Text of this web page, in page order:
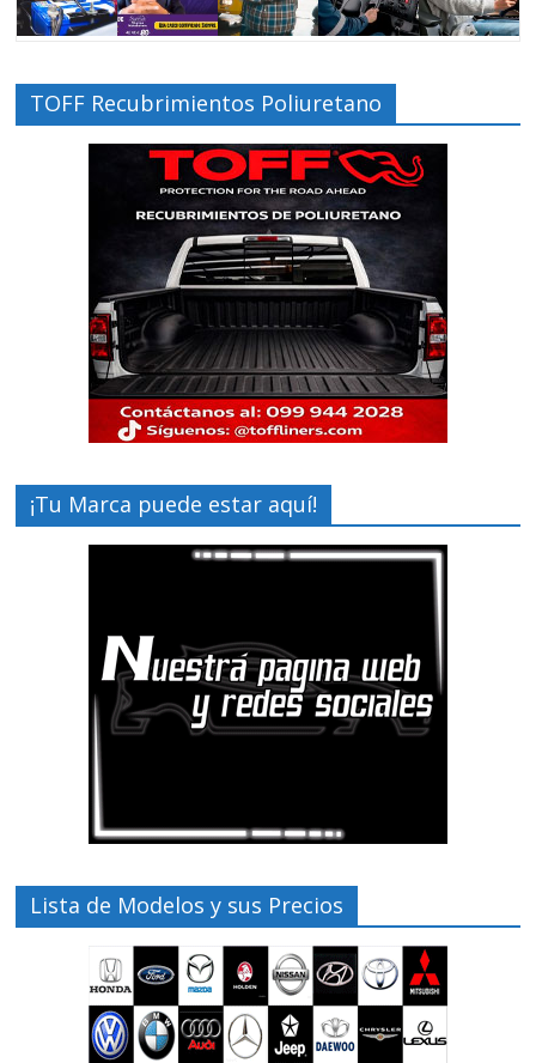
TOFF Recubrimientos Poliuretano
¡Tu Marca puede estar aquí!
Lista de Modelos y sus Precios